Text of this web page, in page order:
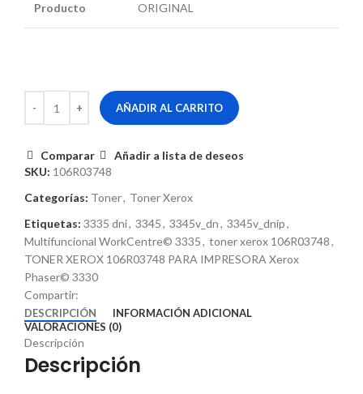
Producto ORIGINAL
AÑADIR AL CARRITO
Comparar
Añadir a lista de deseos
SKU: 106R03748
Categorías: Toner, Toner Xerox
Etiquetas: 3335 dni, 3345, 3345v_dn, 3345v_dnip,
Multifuncional WorkCentre© 3335, toner xerox 106R03748,
TONER XEROX 106R03748 PARA IMPRESORA Xerox
Phaser© 3330
Compartir:
DESCRIPCIÓN
INFORMACIÓN ADICIONAL
VALORACIONES (0)
Descripción
Descripción